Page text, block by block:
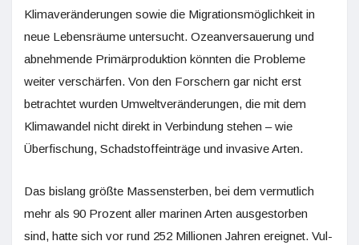
Klimaveränderungen sowie die Migrationsmöglichkeit in
neue Lebensräume untersucht. Ozeanversauerung und
abnehmende Primärproduktion könnten die Probleme
weiter verschärfen. Von den Forschern gar nicht erst
betrachtet wurden Umweltveränderungen, die mit dem
Klimawandel nicht direkt in Verbindung stehen – wie
Überfischung, Schadstoffeinträge und invasive Arten.
Das bislang größte Massen­sterben, bei dem vermutlich
mehr als 90 Prozent aller marinen Arten aus­gestorben
sind, hatte sich vor rund 252 Millionen Jahren ereignet. Vul­